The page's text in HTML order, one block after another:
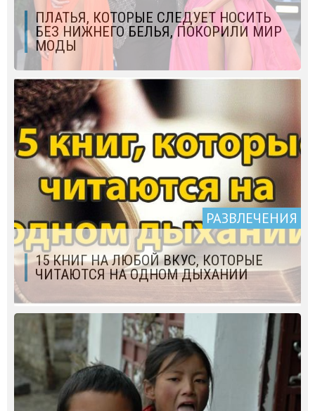
ПЛАТЬЯ, КОТОРЫЕ СЛЕДУЕТ НОСИТЬ
БЕЗ НИЖНЕГО БЕЛЬЯ, ПОКОРИЛИ МИР
МОДЫ
РАЗВЛЕЧЕНИЯ
15 КНИГ НА ЛЮБОЙ ВКУС, КОТОРЫЕ
ЧИТАЮТСЯ НА ОДНОМ ДЫХАНИИ